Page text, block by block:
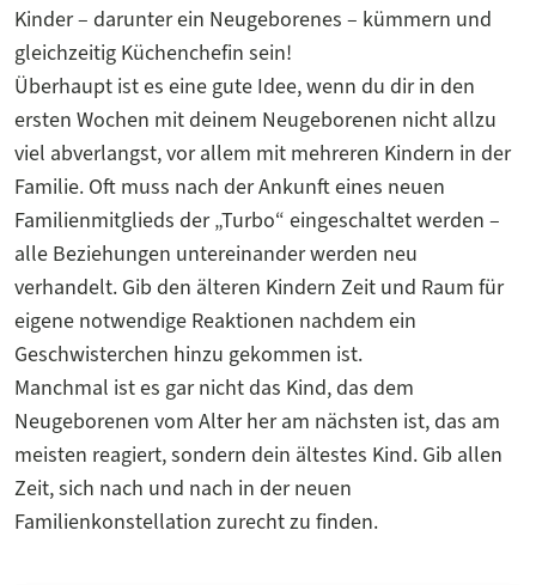
Kinder – darunter ein Neugeborenes – kümmern und
gleichzeitig Küchenchefin sein!
Überhaupt ist es eine gute Idee, wenn du dir in den
ersten Wochen mit deinem Neugeborenen nicht allzu
viel abverlangst, vor allem mit mehreren Kindern in der
Familie. Oft muss nach der Ankunft eines neuen
Familienmitglieds der „Turbo“ eingeschaltet werden –
alle Beziehungen untereinander werden neu
verhandelt. Gib den älteren Kindern Zeit und Raum für
eigene notwendige Reaktionen nachdem ein
Geschwisterchen hinzu gekommen ist.
Manchmal ist es gar nicht das Kind, das dem
Neugeborenen vom Alter her am nächsten ist, das am
meisten reagiert, sondern dein ältestes Kind. Gib allen
Zeit, sich nach und nach in der neuen
Familienkonstellation zurecht zu finden.